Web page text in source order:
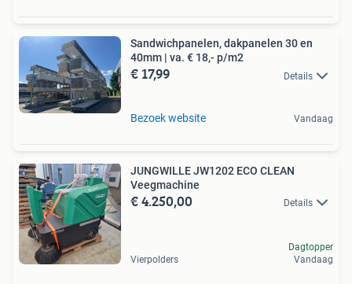
Sandwichpanelen, dakpanelen 30 en
40mm | va. € 18,- p/m2
€ 17,99 Details
Bezoek website Vandaag
JUNGWILLE JW1202 ECO CLEAN
Veegmachine
€ 4.250,00 Details
Vierpolders
Dagtopper
Vandaag